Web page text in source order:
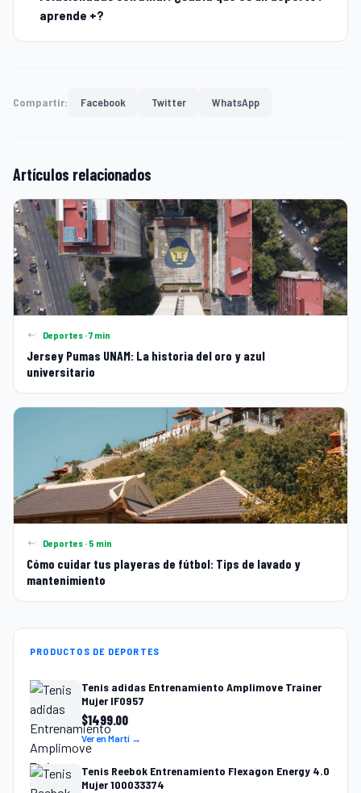
aprende +?
Compartir: Facebook Twitter WhatsApp
Artículos relacionados
Deportes · 7 min
Jersey Pumas UNAM: La historia del oro y azul
universitario
Deportes · 5 min
Cómo cuidar tus playeras de fútbol: Tips de lavado y
mantenimiento
PRODUCTOS DE DEPORTES
Tenis adidas Entrenamiento Amplimove Trainer
Mujer IF0957
$1499.00
Ver en Martí →
Tenis Reebok Entrenamiento Flexagon Energy 4.0
Mujer 100033374